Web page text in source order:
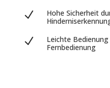
N
Hohe Sicherheit
N
Leichte
Fernbedienung